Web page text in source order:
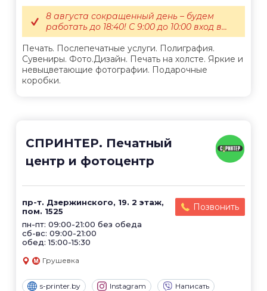
Печать. Послепечатные услуги. Полиграфия.
Сувениры. Фото.Дизайн. Печать на холсте. Яркие и
невыцветающие фотографии. Подарочные
коробки.
8 августа сокращенный день – будем
работать до 18:40! С 9:00 до 10:00 вход в...
СПРИНТЕР. Печатный
центр и фотоцентр
пр-т. Дзержинского, 19. 2 этаж,
пом. 1525
пн-пт: 09:00-21:00 без обеда
сб-вс: 09:00-21:00
обед: 15:00-15:30
Позвонить
Грушевка
s-printer.by Instagram Написать